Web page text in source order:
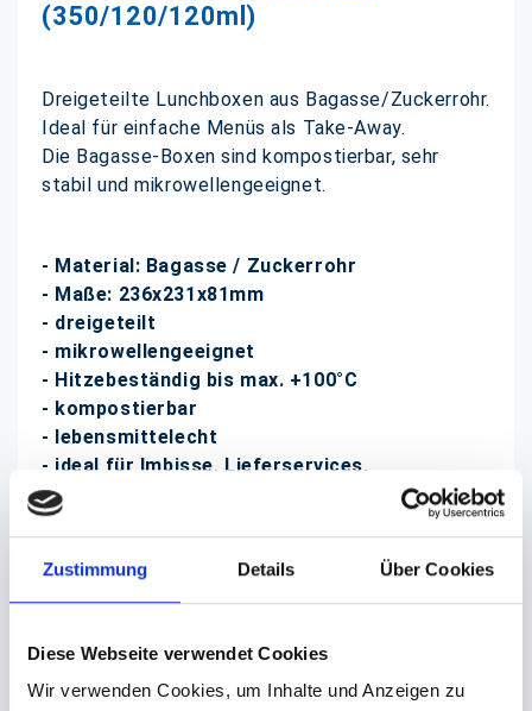
Zustimmung Details Über Cookies
Diese Webseite verwendet Cookies
Wir verwenden Cookies, um Inhalte und Anzeigen zu
(350/120/120ml)
Dreigeteilte Lunchboxen aus Bagasse/Zuckerrohr.
Ideal für einfache Menüs als Take-Away.
Die Bagasse-Boxen sind kompostierbar, sehr
stabil und mikrowellengeeignet.
- Material: Bagasse / Zuckerrohr
- Maße: 236x231x81mm
- dreigeteilt
- mikrowellengeeignet
- Hitzebeständig bis max. +100°C
- kompostierbar
- lebensmittelecht
- ideal für Imbisse, Lieferservices,
Fleischereien, Kantinen
Perfekt geeignet für ein nachhaltiges Imbiss-und
Außerhausgeschäft.
(Abb. evtl. ähnlich, ggf. ohne Dekoration)